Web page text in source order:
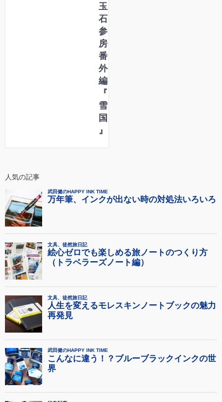
玉
石
参
房
番
外
編
『
雪
国
』
人気の記事